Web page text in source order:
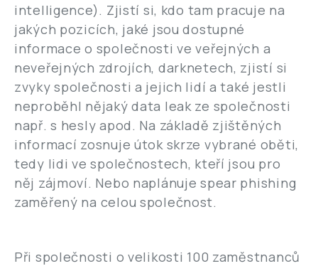
intelligence). Zjistí si, kdo tam pracuje na
jakých pozicích, jaké jsou dostupné
informace o společnosti ve veřejných a
neveřejných zdrojích, darknetech, zjistí si
zvyky společnosti a jejich lidí a také jestli
neproběhl nějaký data leak ze společnosti
např. s hesly apod. Na základě zjištěných
informací zosnuje útok skrze vybrané oběti,
tedy lidi ve společnostech, kteří jsou pro
něj zájmoví. Nebo naplánuje spear phishing
zaměřený na celou společnost.
Při společnosti o velikosti 100 zaměstnanců